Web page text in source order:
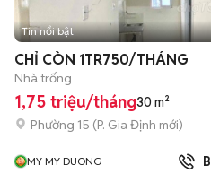
Tin nổi bật
CHỈ CÒN 1TR750/THÁNG
Nhà trống
1,75 triệu/tháng30 m²
Phường 15 (P. Gia Định mới)
MY MY DUONG